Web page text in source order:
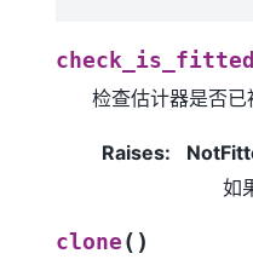
check_is_fitted
检查估计器是否已
Raises:
如
clone ( )